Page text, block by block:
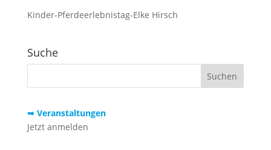
Kinder-Pferdeerlebnistag-Elke Hirsch
Suche
➥ Veranstaltungen
Jetzt anmelden